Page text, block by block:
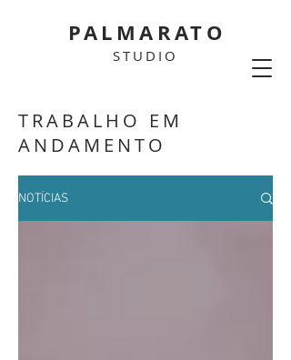
STUDIO
PALMARATO
TRABALHO EM
ANDAMENTO
NOTÍCIAS